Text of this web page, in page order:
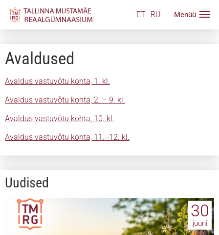
ET RU
Avaldused
Avaldus vastuvõtu kohta, 1. kl.
Avaldus vastuvõtu kohta, 2. – 9. kl.
Avaldus vastuvõtu kohta, 10. kl.
Avaldus vastuvõtu kohta, 11. -12. kl.
Uudised
30
juuni